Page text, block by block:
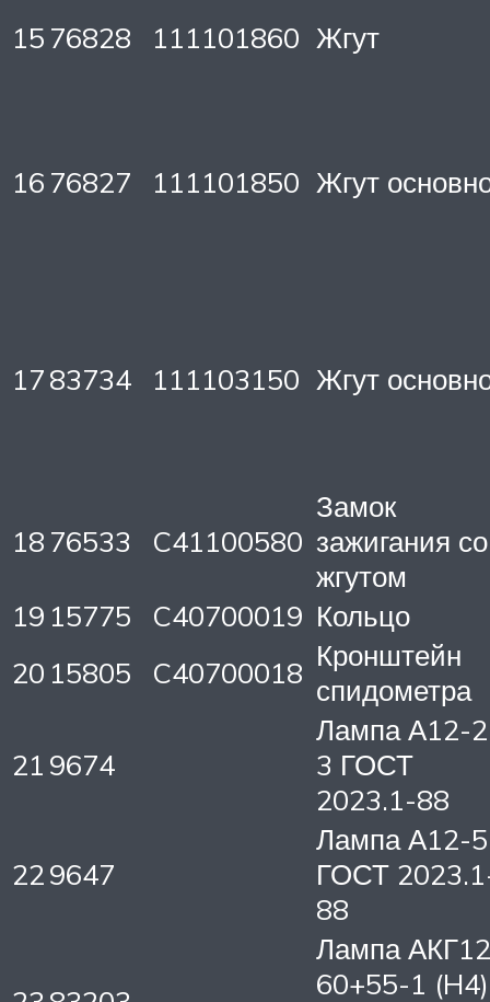
15 76828 111101860 Жгут
16 76827 111101850 Жгут
1783734 111103150 Жгут
18 76533 C41100580
Замок
зажигания со
жгутом
19 15775 C40700019 Кольцо
20 15805 C40700018 Кронштейн
спидометра
21 9674
Лампа А12-
3 ГОСТ
2023.1-88
229647
Лампа А12-5
ГОСТ
88
Лампа
60+55-1 (H4)